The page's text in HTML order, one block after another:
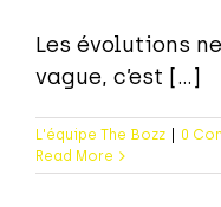
Les évolutions
vague, c’est [...]
L'équipe The Bozz
0
Read More